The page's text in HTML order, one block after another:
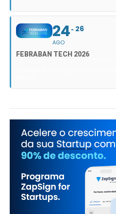
24
AGO
26
FEBRABAN TECH 2026